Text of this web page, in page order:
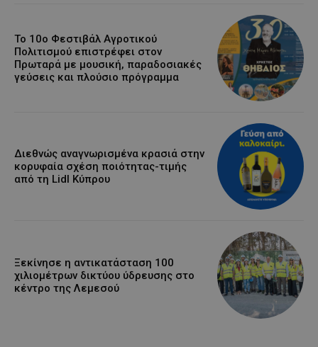
Το 10ο Φεστιβάλ Αγροτικού
Πολιτισμού επιστρέφει στον
Πρωταρά με μουσική, παραδοσιακές
γεύσεις και πλούσιο πρόγραμμα
Διεθνώς αναγνωρισμένα κρασιά στην
κορυφαία σχέση ποιότητας-τιμής
από τη Lidl Κύπρου
Ξεκίνησε η αντικατάσταση 100
χιλιομέτρων δικτύου ύδρευσης στο
κέντρο της Λεμεσού